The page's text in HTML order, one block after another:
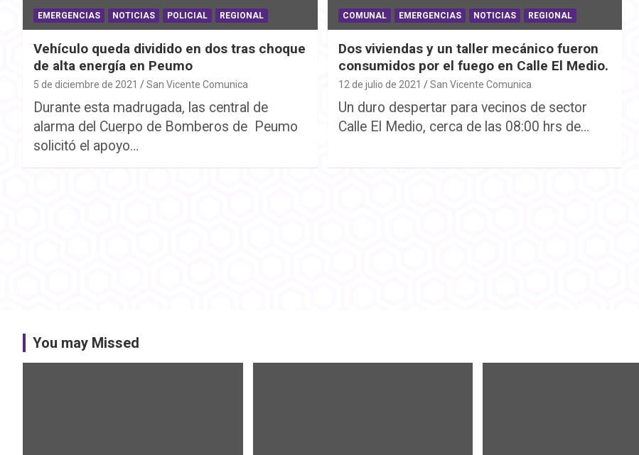
EMERGENCIAS NOTICIAS POLICIAL REGIONAL
Vehículo queda dividido en dos tras choque
de alta energía en Peumo
5 de diciembre de 2021 San Vicente Comunica
Durante esta madrugada, las central de
alarma del Cuerpo de Bomberos de Peumo
solicitó el apoyo…
COMUNAL EMERGENCIAS NOTICIAS REGIONAL
Dos viviendas y un taller mecánico fueron
consumidos por el fuego en Calle El Medio.
12 de julio de 2021 San Vicente Comunica
Un duro despertar para vecinos de sector
Calle El Medio, cerca de las 08:00 hrs de…
You may Missed